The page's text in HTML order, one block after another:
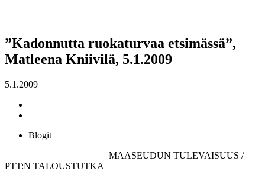
”Kadonnutta ruokaturvaa etsimässä”,
Matleena Kniivilä, 5.1.2009
5.1.2009
Blogit
MAASEUDUN TULEVAISUUS /
PTT:N TALOUSTUTKA